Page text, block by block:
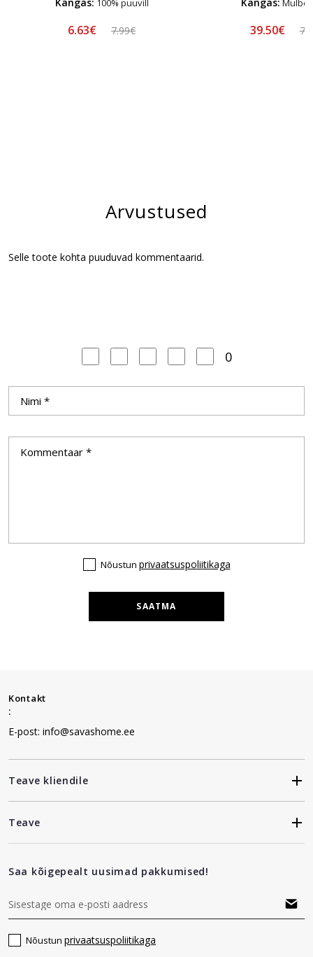
100% puuvill
6.63€ 7.99€ 39.50€
Arvustused
Selle toote kohta puuduvad kommentaarid.
0
Nõustun privaatsuspoliitikaga
SAATMA
Kontakt
:
E-post: info@savashome.ee
Teave kliendile
Teave
Saa kõigepealt uusimad pakkumised!
Nõustun privaatsuspoliitikaga